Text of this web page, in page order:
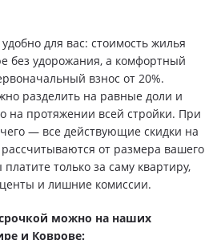
для вас: стоимость жилья
без удорожания, а комфортный
взнос от 20%.
разделить на равные доли и
на протяжении всей стройки. При
— все действующие скидки на
от размера вашего
только за саму квартиру,
и лишние комиссии.
можно на наших
и Коврове: